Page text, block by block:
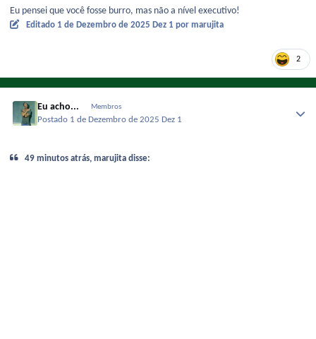
Eu pensei que você fosse burro, mas não a nível executivo!
Editado 1 de Dezembro de 2025 Dez 1 por marujita
2
Eu acho... Membros
Postado 1 de Dezembro de 2025 Dez 1
49 minutos atrás, marujita disse: